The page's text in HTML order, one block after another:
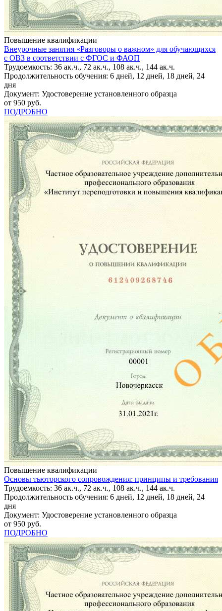
Повышение квалификации
Внеурочные занятия «Разговоры о важном» для обучающихся
с ОВЗ в соответствии с ФГОС и ФАОП
Трудоемкость: 36 ак.ч., 72 ак.ч., 108 ак.ч., 144 ак.ч.
Продолжительность обучения: 6 дней, 12 дней, 18 дней, 24
дня
Документ: Удостоверение установленного образца
от 950 руб.
ПОДРОБНО
Повышение квалификации
Основы тьюторского сопровождения: принципы и требования
Трудоемкость: 36 ак.ч., 72 ак.ч., 108 ак.ч., 144 ак.ч.
Продолжительность обучения: 6 дней, 12 дней, 18 дней, 24
дня
Документ: Удостоверение установленного образца
от 950 руб.
ПОДРОБНО